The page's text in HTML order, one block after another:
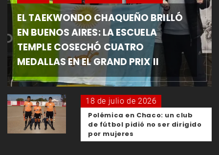
EL TAEKWONDO CHAQUEÑO BRILLÓ
EN BUENOS AIRES: LA ESCUELA
TEMPLE COSECHÓ CUATRO
MEDALLAS EN EL GRAND PRIX II
18 de julio de 2026
Polémica en Chaco: un club
de fútbol pidió no ser dirigido
por mujeres